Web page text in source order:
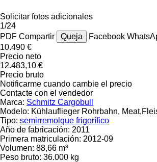
Solicitar fotos adicionales
1/24
PDF Compartir Queja Facebook
10.490 €
Precio neto
12.483,10 €
Precio bruto
Notificarme cuando cambie el precio
Contacte con el vendedor
Marca: Schmitz Cargobull
Modelo: Kühlauflieger Rohrbahn,
Tipo: semirremolque frigorífico
Año de fabricación: 2011
Primera matriculación: 2012-09
Volumen: 88,66 m³
Peso bruto: 36.000 kg